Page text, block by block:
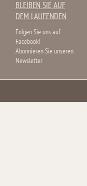
BLEIBEN SIE AUF
DEM LAUFENDEN
Folgen Sie uns auf
Facebook!
Abonnieren Sie unseren
Newsletter